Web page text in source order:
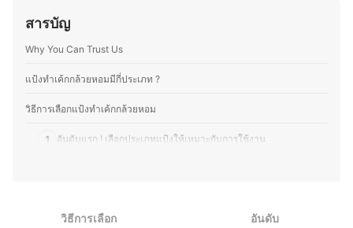
ได้อย่างแม่นยำ อีกทั้งยังเข้าใจแนวโน้มและนวัตกรรมขนมใน
ประวัติของ พีรภัทร ศรีทอง (อุ๊ย)
ทดลองวัตถุดิบใหม่ ๆ และแบ่งปันความรู้ผ่านบทความด้าน
สามารถนำไปต่อยอดได้อีกด้วย
สารบัญ
Why You Can Trust Us
แป้งทำเค้กกล้วยหอมมีกี่ประเภท ?
วิธีการเลือกแป้งทําเค้กกล้วยหอม
1 อันดับแรก ! เลือกประเภทแป้งให้เหมาะกับการใช้งาน
วิธีการเลือก อันดับ